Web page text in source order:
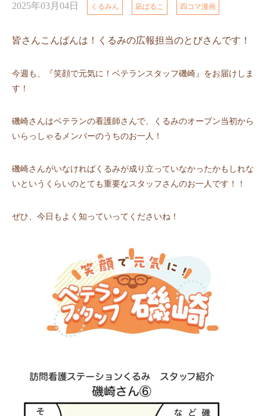
2025年03月04日 くるみん 凪ぱるこ 四コマ漫画
皆さんこんばんは ！くるみの広報担当のとびさんです！
今週も、『笑顔で元気に！ベテランスタッフ磯崎』をお届けしま
す！
磯崎さんはベテランの看護師さんで、くるみのオープン当初から
いらっしゃるメンバーのうちのお一人！
磯崎さんがいなければくるみが成り立っていなかったかもしれな
いというくらいのとても重要なスタッフさんのお一人です！！
ぜひ、今日もよく知っていってくださいね！